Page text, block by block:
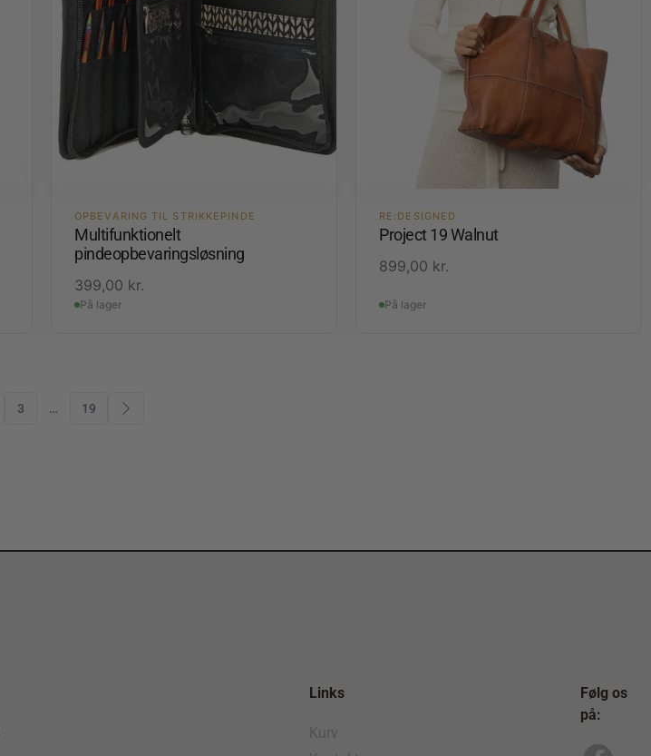
OPBEVARING TIL STRIKKEPINDE
Multifunktionelt
pindeopbevaringsløsning
399,00 kr.
På lager
RE:DESIGNED
Project 19 Walnut
899,00 kr.
På lager
3 … 19
Links
Kurv
Følg os
på: